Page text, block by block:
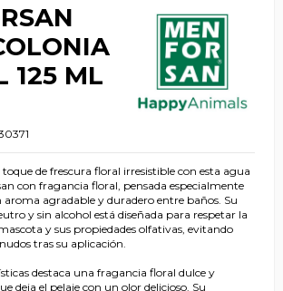
125 ML
de frescura floral irresistible con esta agua
con fragancia floral, pensada especialmente
agradable y duradero entre baños. Su
y sin alcohol está diseñada para respetar la
y sus propiedades olfativas, evitando
tras su aplicación.
destaca una fragancia floral dulce y
deja el pelaje con un olor delicioso. Su